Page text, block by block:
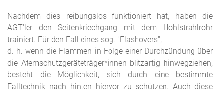
Nachdem dies reibungslos funktioniert hat, haben die
AGT'ler den Seitenkriechgang mit dem Hohlstrahlrohr
trainiert. Für den Fall eines sog. "Flashovers",
d. h. wenn die Flammen in Folge einer Durchzündung über
die Atemschutzgeräteträger*innen blitzartig hinwegziehen,
besteht die Möglichkeit, sich durch eine bestimmte
Falltechnik nach hinten hiervor zu schützen. Auch diese